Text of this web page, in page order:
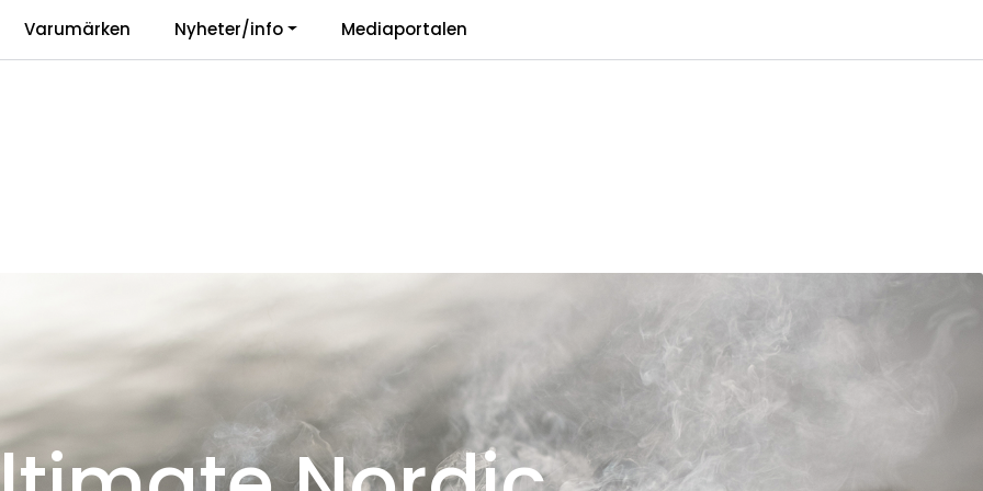
Vårt ansvar Language
Varumärken Nyheter/info Mediaportalen